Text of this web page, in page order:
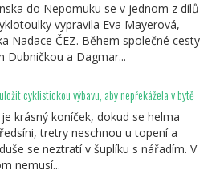
do Nepomuku se v jednom z dílů
vypravila Eva Mayerová,
Nadace ČEZ. Během společné cesty
Dubničkou a Dagmar...
cyklistickou výbavu, aby nepřekážela v bytě
krásný koníček, dokud se helma
tretry neschnou u topení a
se neztratí v šuplíku s nářadím. V
nemusí...